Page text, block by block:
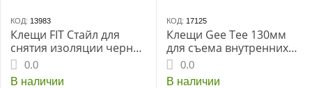
КОД: 13983
Клещи FIT Стайл для
снятия изоляции черно-
желтые (60010i)
0.0
В наличии
КОД: 17125
Клещи Gee Tee 130мм
для съема внутренних
стопорных колец
изогнутые
0.0
В наличии